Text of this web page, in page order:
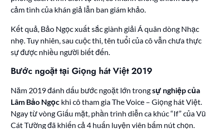
cảm tình của khán giả lẫn ban giám khảo.
Kết quả, Bảo Ngọc xuất sắc giành giải Á quân dòng Nhạc
nhẹ. Tuy nhiên, sau cuộc thi, tên tuổi của cô vẫn chưa thực
sự được nhiều người biết đến.
Bước ngoặt tại Giọng hát Việt 2019
Năm 2019 đánh dấu bước ngoặt lớn trongsự nghiệp của
Lâm Bảo Ngọc khi cô tham gia The Voice – Giọng hát Việt.
Ngay từ vòng Giấu mặt, phần trình diễn ca khúc “If” của Vũ
Cát Tường đã khiến cả 4 huấn luyện viên bấm nút chọn.